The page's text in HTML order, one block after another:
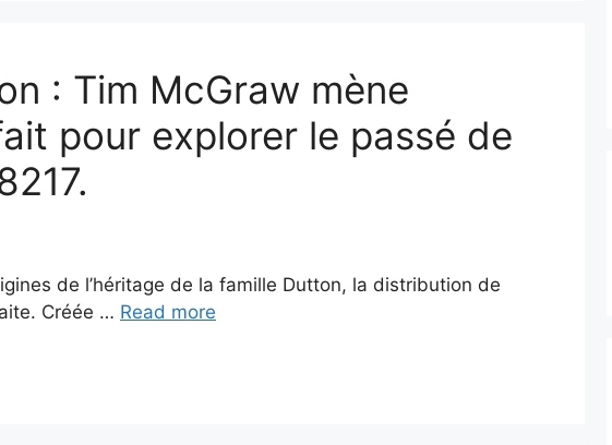
: Tim McGraw mène
pour explorer le passé de
de l’héritage de la famille Dutton, la distribution de
Créée … Read more